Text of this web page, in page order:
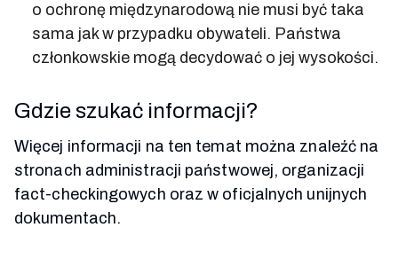
o ochronę międzynarodową nie musi być taka
sama jak w przypadku obywateli. Państwa
członkowskie mogą decydować o jej wysokości.
Gdzie szukać informacji?
Więcej informacji na ten temat można znaleźć na
stronach administracji państwowej, organizacji
fact-checkingowych oraz w oficjalnych unijnych
dokumentach.